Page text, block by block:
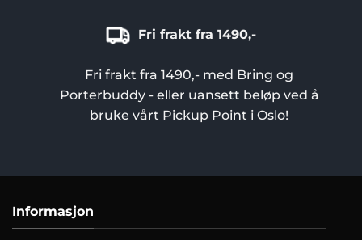
Fri frakt fra 1490,-
Fri frakt fra 1490,- med Bring og
Porterbuddy - eller uansett beløp ved å
bruke vårt Pickup Point i Oslo!
Informasjon